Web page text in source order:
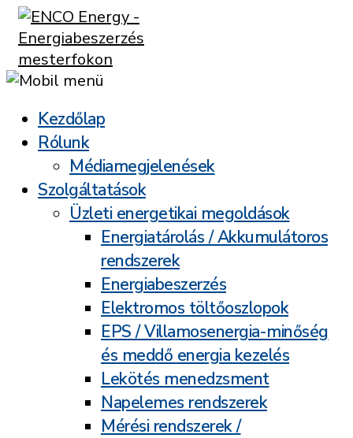
Kezdőlap
Rólunk
Médiamegjelenések
Szolgáltatások
Üzleti energetikai megoldások
Energiatárolás / Akkumulátoros
rendszerek
Energiabeszerzés
Elektromos töltőoszlopok
EPS / Villamosenergia-minőség
és meddő energia kezelés
Lekötés menedzsment
Napelemes rendszerek
Mérési rendszerek /